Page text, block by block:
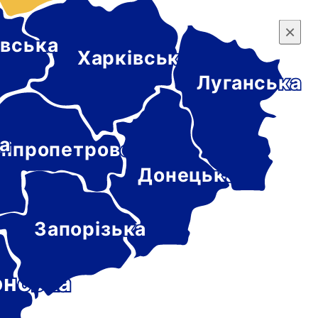
×
Донецька
Харківська
Луганська
Запорізька
×